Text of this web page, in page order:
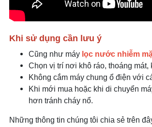
Khi sử dụng cần lưu ý
Cũng như máy lọc nước nhiễm
Chọn vị trí nơi khô ráo, thoáng mát,
Không cắm máy chung ổ điện với
Khi mới mua hoặc khi di chuyển
hơn tránh cháy nổ.
Những thông tin chúng tôi chia sẻ trên